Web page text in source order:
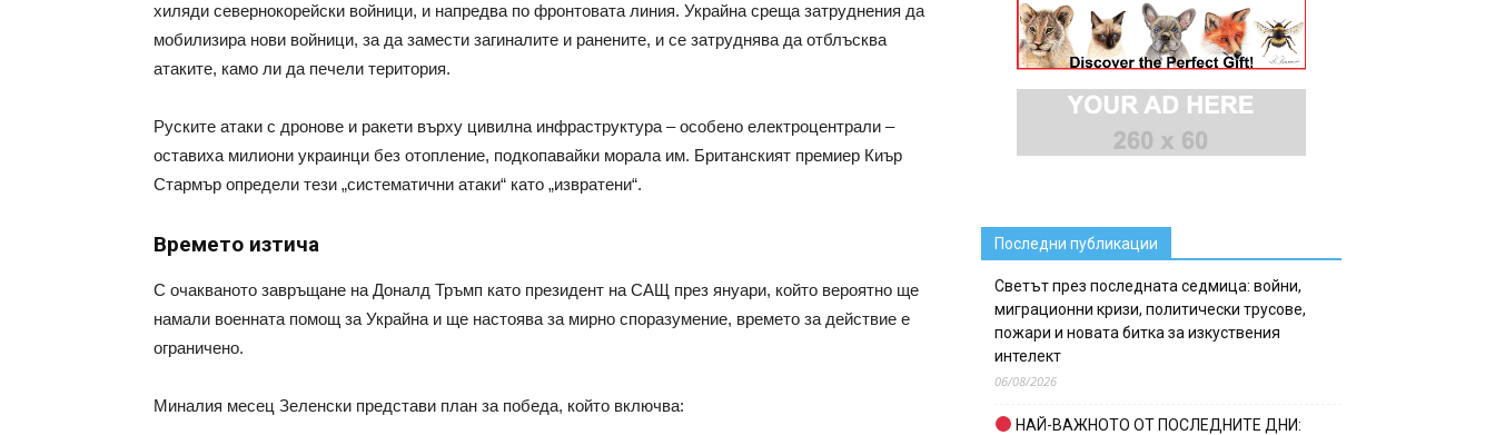
хиляди севернокорейски войници, и напредва по фронтовата линия. Украйна среща затруднения да
мобилизира нови войници, за да замести загиналите и ранените, и се затруднява да отблъсква
атаките, камо ли да печели територия.
Руските атаки с дронове и ракети върху цивилна инфраструктура – особено електроцентрали –
оставиха милиони украинци без отопление, подкопавайки морала им. Британският премиер Киър
Стармър определи тези „систематични атаки“ като „извратени“.
Времето изтича
С очакваното завръщане на Доналд Тръмп като президент на САЩ през януари, който вероятно ще
намали военната помощ за Украйна и ще настоява за мирно споразумение, времето за действие е
ограничено.
Миналия месец Зеленски представи план за победа, който включва:
Последни публикации
Светът през последната седмица: войни,
миграционни кризи, политически трусове,
пожари и новата битка за изкуствения
интелект
06/08/2026
НАЙ-ВАЖНОТО ОТ ПОСЛЕДНИТЕ ДНИ: